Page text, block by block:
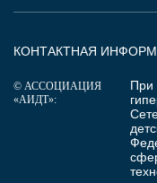
КОНТАКТНАЯ
© АССОЦИАЦИЯ
«АИДТ»:
При